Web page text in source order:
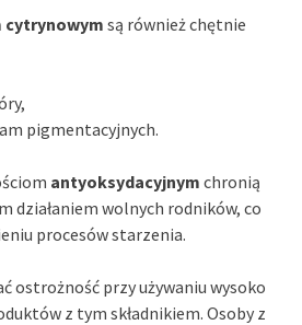
cytrynowym są również chętnie
pigmentacyjnych.
antyoksydacyjnym chronią
działaniem wolnych rodników, co
procesów starzenia.
ostrożność przy używaniu wysoko
z tym składnikiem. Osoby z